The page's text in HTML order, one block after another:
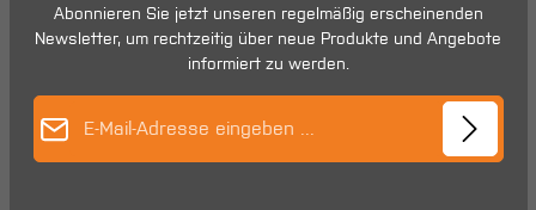
Abonnieren Sie jetzt unseren regelmäßig erscheinenden
Newsletter, um rechtzeitig über neue Produkte und Angebote
informiert zu werden.